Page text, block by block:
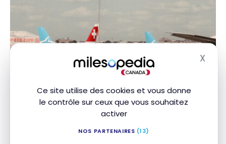
Ce site utilise des cookies et vous donne
le contrôle sur ceux que vous souhaitez
activer
NOS PARTENAIRES (13)
X
Avis : Air Transat A330-200 | Classe Économie |
aller-retour YUL-RAK
Avis : Air Transat A330-200 | Classe Économie |
aller-retour YUL-RAK